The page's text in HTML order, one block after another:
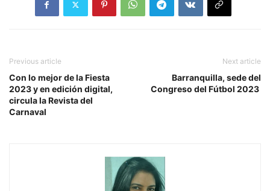
Previous article
Con lo mejor de la Fiesta
2023 y en edición digital,
circula la Revista del
Carnaval
Next article
Barranquilla, sede del
Congreso del Fútbol 2023